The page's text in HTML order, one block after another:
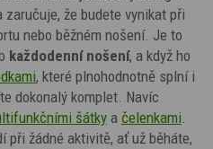
že budete vynikat při
nebo běžném nošení. Je to
každodenní nošení, a když ho
, které plnohodnotně splní i
dokonalý komplet. Navíc
šátky a čelenkami.
žádné aktivitě, ať už běháte,